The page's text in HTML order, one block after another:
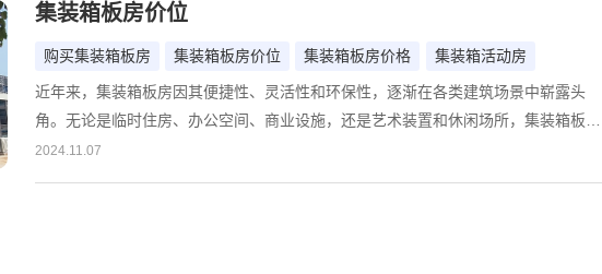
集装箱板房价位
购买集装箱板房 集装箱板房价位 集装箱板房价格 集装箱活动房
近年来，集装箱板房因其便捷性、灵活性和环保性，逐渐在各类建筑场景中崭露头
角。无论是临时住房、办公空间、商业设施，还是艺术装置和休闲场所，集装箱板房
都以其独特的魅力和广泛的应用性，成为建筑领域的新宠。然而，集装箱板房的价格
2024.11.07